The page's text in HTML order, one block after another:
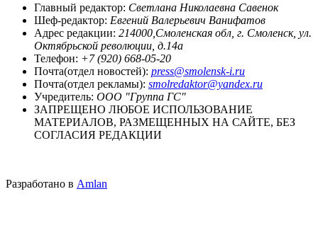
Главный редактор: Светлана Николаевна Савенок
Шеф-редактор: Евгений Валерьевич Ванифатов
Адрес редакции: 214000,Смоленская обл, г. Смоленск, ул.
Октябрьской революции, д.14а
Телефон: +7 (920) 668-05-20
Почта(отдел новостей): press@smolensk-i.ru
Почта(отдел рекламы): smolredaktor@yandex.ru
Учредитель: ООО "Группа ГС"
ЗАПРЕЩЕНО ЛЮБОЕ ИСПОЛЬЗОВАНИЕ
МАТЕРИАЛОВ, РАЗМЕЩЕННЫХ НА САЙТЕ, БЕЗ
СОГЛАСИЯ РЕДАКЦИИ
Разработано в Amlan